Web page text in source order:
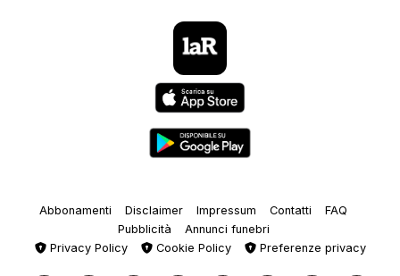
Abbonamenti Disclaimer Impressum Contatti
FAQ
Pubblicità
Annunci funebri
Privacy Policy
Cookie Policy Preferenze privacy